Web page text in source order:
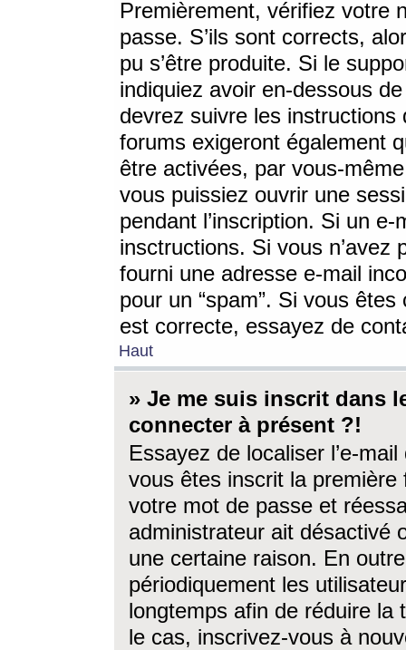
Premièrement, vérifiez votre
passe. S’ils sont corrects,
pu s’être produite. Si le
indiquiez avoir en-dessous
devrez suivre les
forums exigeront également
être activées, par vous-
vous puissiez ouvrir une
pendant l’inscription. Si un
insctructions. Si vous n’avez
fourni une adresse e-mail
pour un “spam”. Si vous
est correcte, essayez de
Haut
» Je me suis inscrit dans
connecter à présent ?!
Essayez de localiser l’e-
vous êtes inscrit la première
votre mot de passe et
administrateur ait désactivé
une certaine raison. En
périodiquement les
longtemps afin de réduire la
le cas, inscrivez-vous à